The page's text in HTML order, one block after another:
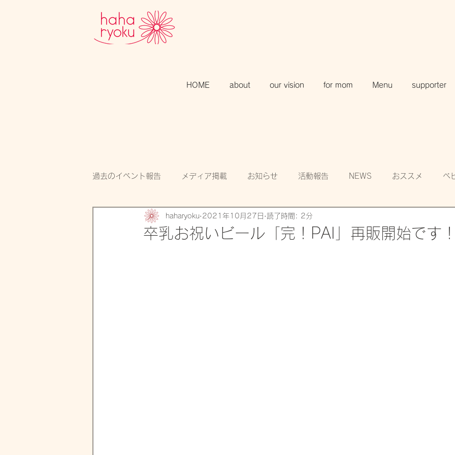
HOME about our vision for mom Menu supporter
過去のイベント報告 メディア掲載 お知らせ 活動報告 NEWS おススメ ベ
スタッフのつぶやき 開催告知 賛助会員
卒乳お祝いビール「完！PAI」再販開始です
haharyoku 2021年10月27日 読了時間: 2分